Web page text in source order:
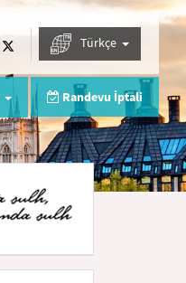
Türkçe
Randevu İptali